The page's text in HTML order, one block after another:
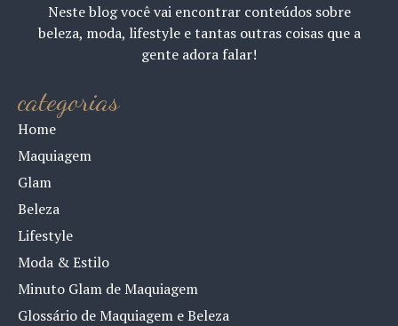
Neste blog você vai encontrar conteúdos sobre
beleza, moda, lifestyle e tantas outras coisas que a
gente adora falar!
categorias
Home
Maquiagem
Glam
Beleza
Lifestyle
Moda & Estilo
Minuto Glam de Maquiagem
Glossário de Maquiagem e Beleza